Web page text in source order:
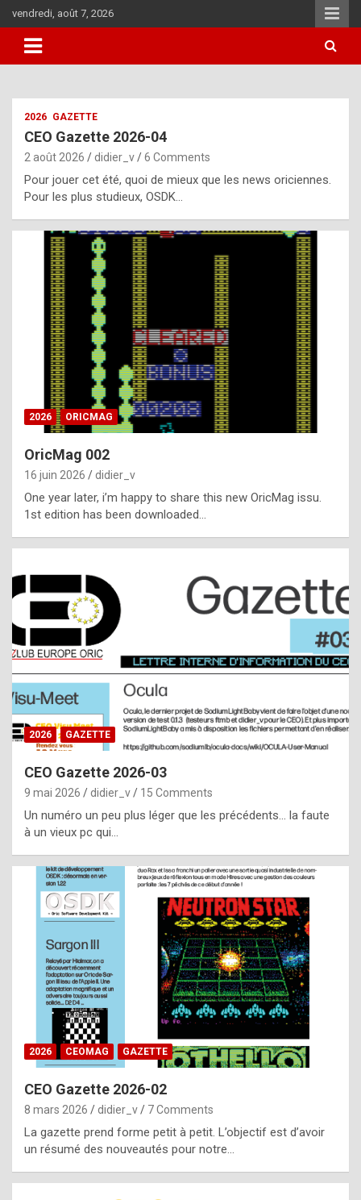
to
content
vendredi, août 7, 2026
i
u
l
y
d
i
ff
i
l
t
t
s
t
a
s
i
e
f
o
m
m
a
y
b
e
b
y
g
e
n
u
2026 GAZETTE
CEO Gazette 2026-04
2 août 2026 didier_v 6 Comments
Pour jouer cet été, quoi de mieux que les news oriciennes.
Pour les plus studieux, OSDK…
2026 ORICMAG
OricMag 002
16 juin 2026 didier_v
One year later, i’m happy to share this new OricMag issu.
1st edition has been downloaded…
2026 GAZETTE
CEO Gazette 2026-03
9 mai 2026 didier_v 15 Comments
Un numéro un peu plus léger que les précédents… la faute
à un vieux pc qui…
2026 CEOMAG GAZETTE
CEO Gazette 2026-02
8 mars 2026 didier_v 7 Comments
La gazette prend forme petit à petit. L’objectif est d’avoir
un résumé des nouveautés pour notre…